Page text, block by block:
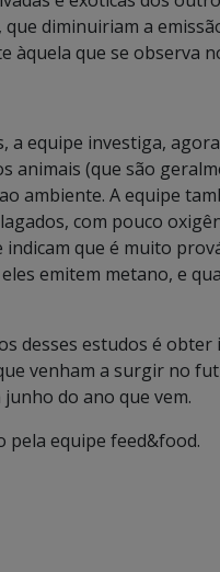
diminuiriam a
àquela que se observa
a equipe investiga,
animais (que são
ambiente. A equipe
com pouco
que é muito
emitem metano, e
desses estudos é
venham a surgir no
do ano que vem.
pela equipe feed&food.